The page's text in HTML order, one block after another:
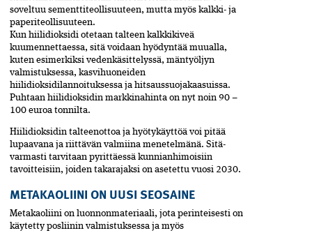
soveltuu sementtiteollisuuteen, mutta myös kalkki- ja
paperiteollisuuteen.
Kun hiilidioksidi otetaan talteen kalkkikiveä
kuumennettaessa, sitä voidaan hyödyntää muualla,
kuten esimerkiksi vedenkäsittelyssä, mäntyöljyn
valmistuksessa, kasvihuoneiden
hiilidioksidilannoituksessa ja hitsaussuojakaasuissa.
Puhtaan hiilidioksidin markkinahinta on nyt noin 90 –
100 euroa tonnilta.
Hiilidioksidin talteenottoa ja hyötykäyttöä voi pitää
lupaavana ja riittävän valmiina menetelmänä. Sitä­
varmasti tarvitaan pyrittäessä kunnianhimoisiin
tavoitteisiin, joiden takarajaksi on asetettu vuosi 2030.
METAKAOLIINI ON UUSI SEOSAINE
Metakaoliini on luonnonmateriaali, jota perinteisesti on
käytetty posliinin valmistuksessa ja myös